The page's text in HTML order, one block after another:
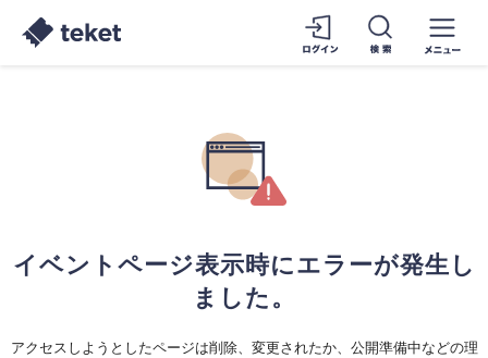
イベントページ表示時にエラーが発生し
ました。
アクセスしようとしたページは削除、変更されたか、公開準備中などの理